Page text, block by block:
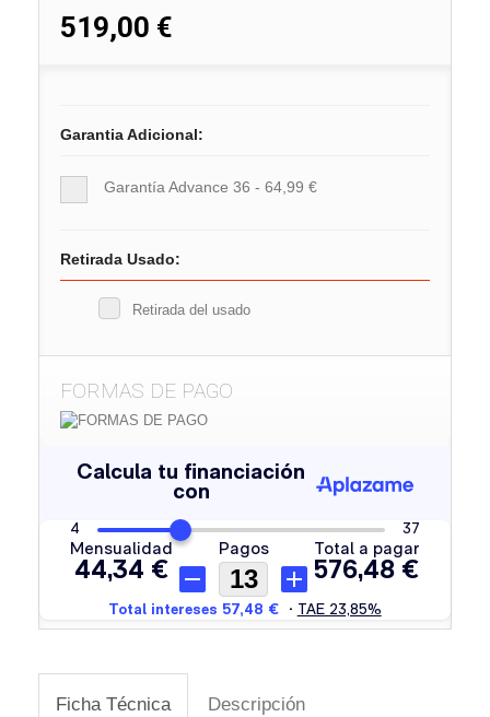
519,00 €
Garantia Adicional:
Garantía Advance 36 - 64,99 €
Retirada Usado:
Retirada del usado
FORMAS DE PAGO
Ficha Técnica Descripción